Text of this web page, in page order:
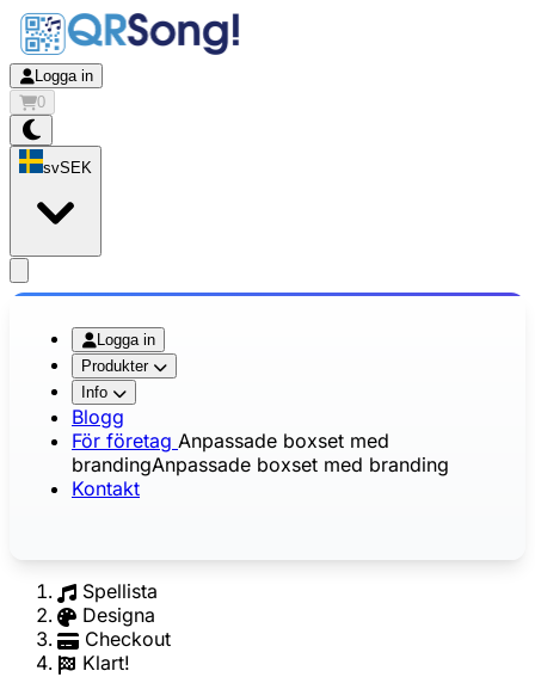
Logga in
0
svSEK
Logga in
Produkter
Info
Blogg
För företag Anpassade boxset med
brandingAnpassade boxset med branding
Kontakt
Spellista
Designa
Checkout
Klart!